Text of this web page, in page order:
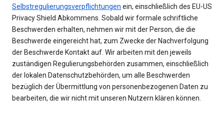
Selbstregulierungsverpflichtungen ein, einschließlich des EU-US
Privacy Shield Abkommens. Sobald wir formale schriftliche
Beschwerden erhalten, nehmen wir mit der Person, die die
Beschwerde eingereicht hat, zum Zwecke der Nachverfolgung
der Beschwerde Kontakt auf. Wir arbeiten mit den jeweils
zuständigen Regulierungsbehörden zusammen, einschließlich
der lokalen Datenschutzbehörden, um alle Beschwerden
bezüglich der Übermittlung von personenbezogenen Daten zu
bearbeiten, die wir nicht mit unseren Nutzern klären können.